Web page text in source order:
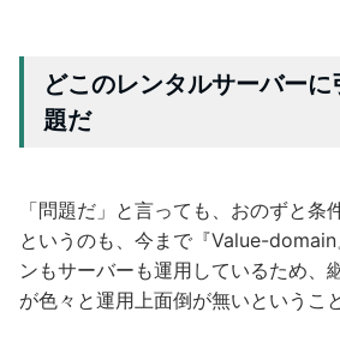
どこのレンタルサーバー
題だ
「問題だ」と言っても、おのずと条
というのも、今まで『Value-
ンもサーバーも運用しているため、
が色々と運用上面倒が無いというこ